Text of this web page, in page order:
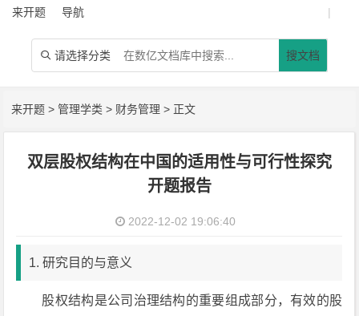
来开题 导航 |
 请选择分类 搜文档
来开题 >管理学类 > 财务管理 > 正文
双层股权结构在中国的适用性与可行性探究
开题报告
2022-12-02 19:06:40
1. 研究目的与意义
股权结构是公司治理结构的重要组成部分，有效的股